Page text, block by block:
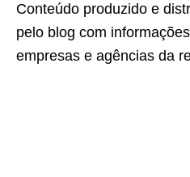
Conteúdo produzido e
pelo blog com
empresas e agências da